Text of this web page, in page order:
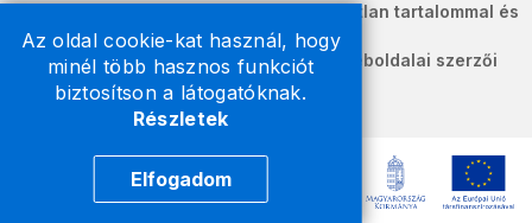
Az oldal cookie-kat használ, hogy
minél több hasznos funkciót
biztosítson a látogatóknak.
Részletek
Elfogadom
A honlapon szereplő információk változatlan tartalommal és
formában szabadon terjeszthetők.
2026 © A Nemzeti Adó- és Vámhivatal weboldalai szerzői
jogvédelem alatt állnak.